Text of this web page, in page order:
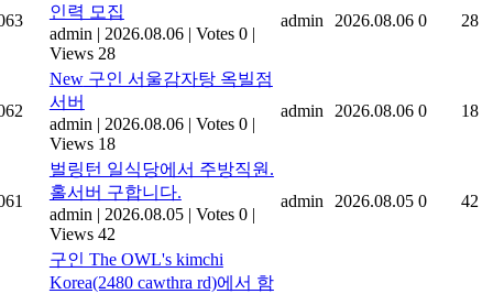
인력 모집
admin | 2026.08.06 | Votes 0 |
Views 28
admin 2026.08.06 0 28
New구인 서울감자탕 옥빌점
서버
admin | 2026.08.06 | Votes 0 |
Views 18
admin 2026.08.06 0 18
벌링턴 일식당에서 주방직원.
홀서버 구합니다.
admin | 2026.08.05 | Votes 0 |
Views 42
admin 2026.08.05 0 42
구인 The OWL's kimchi
Korea(2480 cawthra rd)에서 함